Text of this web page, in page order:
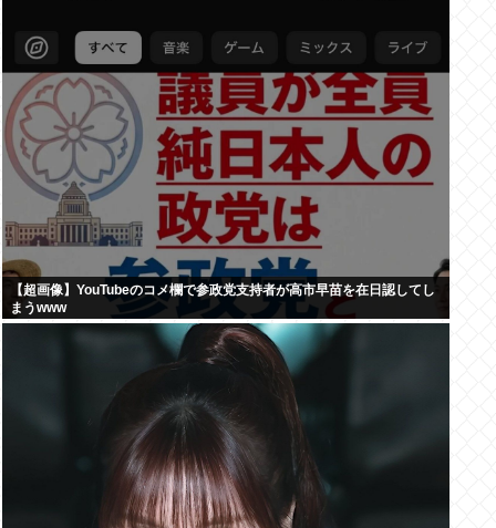
【超画像】YouTubeのコメ欄で参政党支持者が高市早苗を在日認してし
まうwww